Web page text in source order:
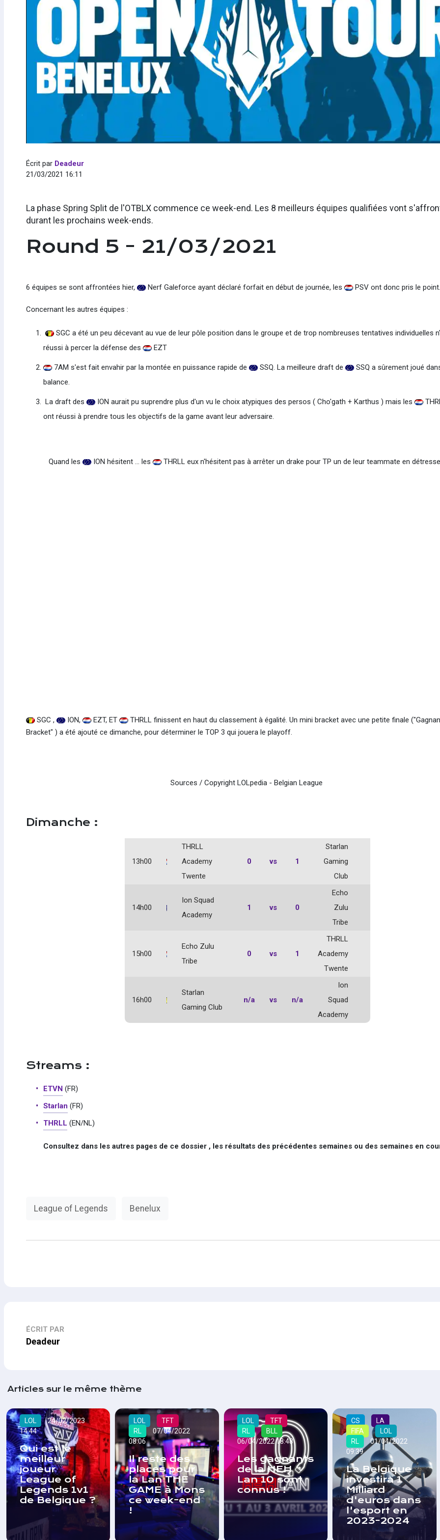
Écrit par Deadeur
21/03/2021 16:11
La phase Spring Split de l'OTBLX commence ce week-end. Les 8 meilleurs équipes qualifiées vont
durant les prochains week-ends.
Round 5 - 21/03/2021
6 équipes se sont affrontées hier, Nerf Galeforce ayant déclaré forfait en début de journée, les PSV ont donc pris le point.
Concernant les autres équipes :
SGC a été un peu décevant au vue de leur pôle position dans le groupe et de trop nombreuses tentatives individuelles
réussi à percer la défense des
EZT
7AM s'est fait envahir par la montée en puissance rapide de SSQ. La meilleure draft de
SSQ a sûrement joué
balance.
​ La draft des ION aurait pu suprendre plus d'un vu le choix atypiques des persos ( Cho'gath + Karthus ) mais les
ont réussi à prendre tous les objectifs de la game avant leur adversaire.
Quand les ION hésitent ... les THRLL eux n'hésitent pas à arrêter un drake pour TP un de leur teammate en
SGC , ION, EZT, ET
THRLL finissent en haut du classement à égalité. Un mini bracket avec une petite finale
Bracket" ) a été ajouté ce dimanche, pour déterminer le TOP 3 qui jouera le playoff.
Sources / Copyright LOLpedia - Belgian League
Dimanche :
13h00
THRLL
Academy
Twente
0 vs 1
Starlan
Gaming
Club
14h00
Ion Squad
Academy
1 vs 0
Echo
Zulu
Tribe
15h00
Echo Zulu
Tribe
0 vs 1
THRLL
Academy
Twente
16h00
Starlan
Gaming Club
n/a vs n/a
Ion
Squad
Academy
Streams :
ETVN (FR)
Starlan (FR)
THRLL (EN/NL)
Consultez dans les autres pages de ce dossier , les résultats des précédentes semaines ou des semaines en
League of Legends Benelux
ÉCRIT PAR
Deadeur
Articles sur le même thème
LOL
24/02/2023
14:44
Qui est le
meilleur
joueur
League of
Legends 1v1
de Belgique ?
LOL
TFT
RL
07/04/2022
08:06
Il reste des
places pour
la Lan THE
GAME à Mons
ce week-end
!
LOL
TFT
RL
BLL
06/04/2022 18:48
Les gagnants
de la HEH
Lan 10 sont
connus !
CS
LA
FIFA
LOL
RL
01/04/2022
09:39
La Belgique
investira 1
Milliard
d'euros dans
l'esport en
2023-2024